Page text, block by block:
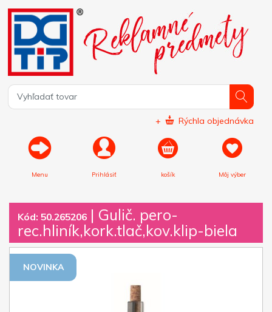
+ Rýchla objednávka
Menu Prihlásiť košík Môj výber
Kód: 50.265206 | Gulič. pero-
rec.hliník,kork.tlač,kov.klip-biela
NOVINKA